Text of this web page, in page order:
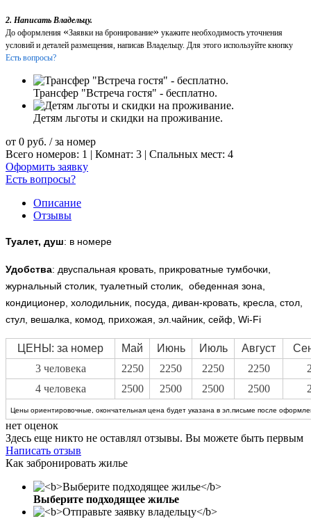
2. Написать Владельцу.
До оформления «Заявки на бронирование» укажите необходимость уточнения
условий и деталей размещения, написав Владельцу. Для этого используйте кнопку
Есть вопросы?
Трансфер "Встреча гостя" - бесплатно.
Детям льготы и скидки на проживание.
от 0 руб. / за номер
Всего номеров: 1 | Комнат: 3 | Спальных мест: 4
Оформить заявку
Есть вопросы?
Описание
Отзывы
Туалет, душ: в номере
Удобства: двуспальная кровать, прикроватные тумбочки,
журнальный столик, туалетный столик, обеденная зона,
кондиционер, холодильник, посуда, диван-кровать, кресла, стол,
стул, вешалка, комод, прихожая, эл.чайник, сейф, Wi-Fi
ЦЕНЫ: за номер Май Июнь Июль Август
3 человека
2250 2250 2250 2250
4 человека
2500 2500 2500 2500
Цены ориентировочные, окончательная цена будет указана в эл.письме после
нет оценок
Здесь еще никто не оставлял отзывы. Вы можете быть первым
Написать отзыв
Как забронировать жилье
Выберите подходящее жилье